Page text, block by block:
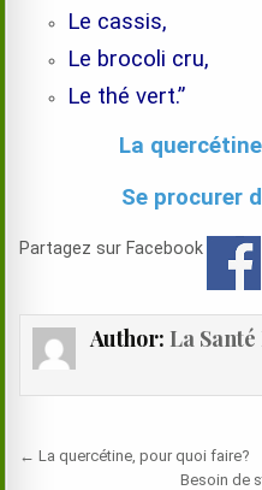
Le cassis,
Le brocoli cru,
Le thé vert.”
La
Se procurer
Partagez sur Facebook
Author: La
Navigation
← La quercétine, pour quoi faire?
Besoin de